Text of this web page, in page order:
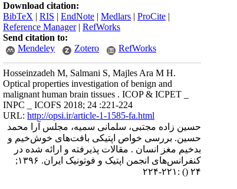
Download citation:
BibTeX | RIS | EndNote | Medlars | ProCite |
Reference Manager| RefWorks
Send citation to:
Mendeley
Zotero RefWorks
Hosseinzadeh M, Salmani S, Majles Ara M H.
Optical properties investigation of benign and
malignant human brain tissues . ICOP & ICPET _
INPC _ ICOFS 2018; 24 :221-224
URL: http://opsi.ir/article-1-1585-fa.html
حسین زاده مجتبی، سلمانی سمیه، مجلس آرا محمد
حسین. بررسی خواص اپتیکی بافت‌های خوش‌خیم و
بدخیم مغز انسان . مقالات پذیرفته و ارائه شده در
کنفرانس‌های انجمن اپتیک و فوتونیک ایران. ۱۳۹۶;
۲۴ () :۲۲۱-۲۲۴